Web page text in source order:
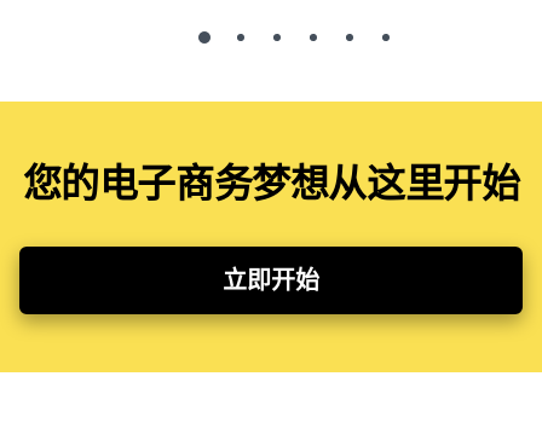
您的电子商务梦想从这里开始
立即开始